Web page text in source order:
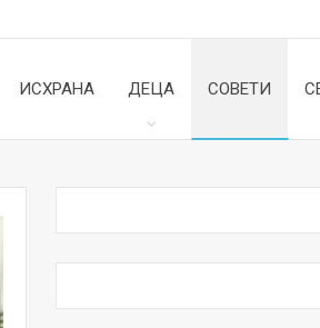
ИСХРАНА ДЕЦА СОВЕТИ